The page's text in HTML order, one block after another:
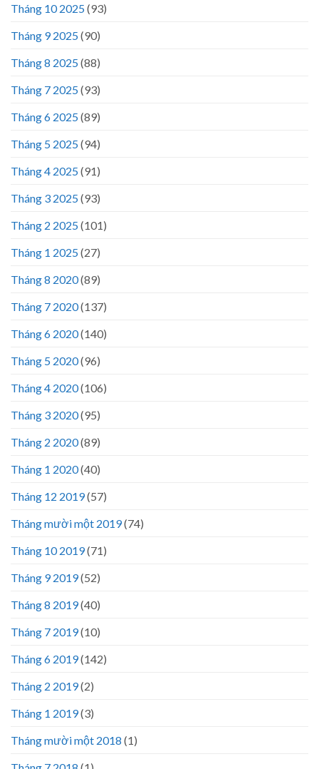
Tháng 10 2025(93)
Tháng 9 2025(90)
Tháng 8 2025(88)
Tháng 7 2025(93)
Tháng 6 2025(89)
Tháng 5 2025(94)
Tháng 4 2025(91)
Tháng 3 2025(93)
Tháng 2 2025(101)
Tháng 1 2025(27)
Tháng 8 2020(89)
Tháng 7 2020(137)
Tháng 6 2020(140)
Tháng 5 2020(96)
Tháng 4 2020(106)
Tháng 3 2020(95)
Tháng 2 2020(89)
Tháng 1 2020(40)
Tháng 12 2019(57)
Tháng mười một 2019(74)
Tháng 10 2019(71)
Tháng 9 2019(52)
Tháng 8 2019(40)
Tháng 7 2019(10)
Tháng 6 2019(142)
Tháng 2 2019(2)
Tháng 1 2019(3)
Tháng mười một 2018 (1)